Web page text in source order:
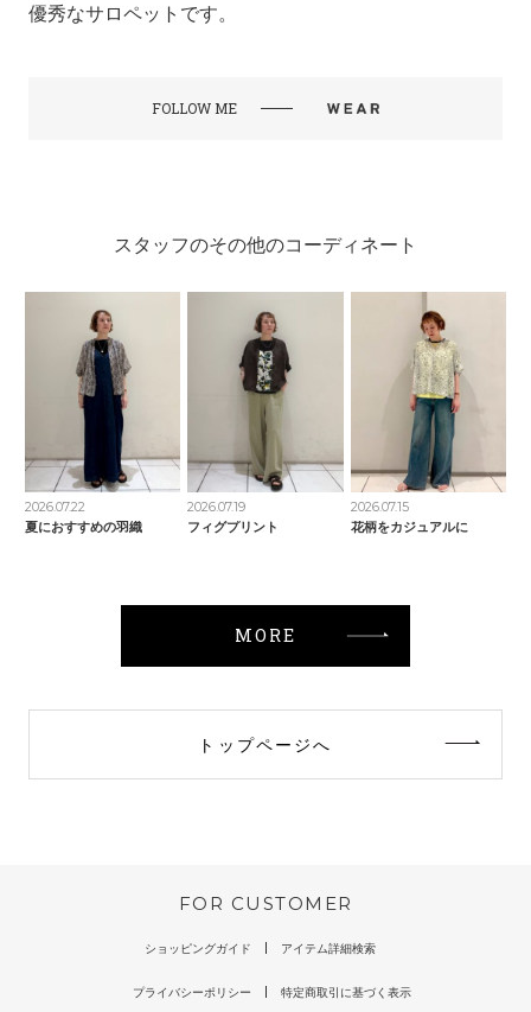
優秀なサロペットです。
FOLLOW ME
スタッフのその他のコーディネート
2026.07.22
夏におすすめの羽織
2026.07.19
フィグプリント
2026.07.15
花柄をカジュアルに
MORE
トップページへ
FOR CUSTOMER
ショッピングガイド アイテム詳細検索
プライバシーポリシー 特定商取引に基づく表示